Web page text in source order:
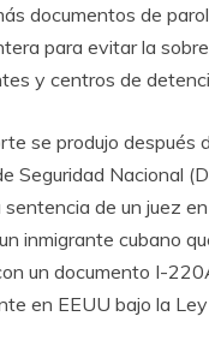
documentos de
para evitar la
y centros de
se produjo después
Seguridad Nacional
de un juez
inmigrante cubano
un documento I-
en EEUU bajo la